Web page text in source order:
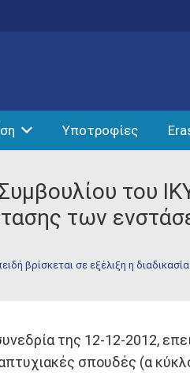
Υποτροφίες
του
των
βρίσκεται σε εξέλιξη η
της 12-12-2012,
σπουδές (α